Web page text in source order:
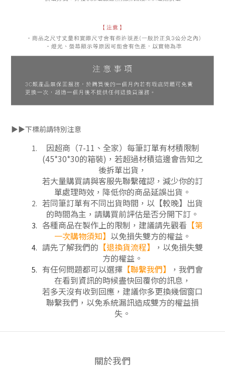
▶▶下標前請特別注意
因超商（7-11、全家）每筆訂單有材積限制
(45*30*30的箱裝)，若超過材積這邊會告知之
後拆單出貨，
若大量購買請與客服先聯繫確認，減少你的訂
單處理時效，降低你的商品延誤出貨。
若同筆訂單有不同出貨時間，以【較晚】出貨
的時間為主，請購買前評估是否分開下訂 。
各種商品在製作上的限制，建議請先觀看 【第
一次購物須知】 以免損失雙方的權益。
請先了解我們的 【退換貨流程】
，以免損失雙
方的權益。
有任何問題都可以選擇 【聯繫我們】
，我們會
在看到資訊的時候盡快回覆你的訊息，
若多天沒有收到回應，建議你多更換幾個窗口
聯繫我們，以免系統漏訊造成雙方的權益損
失。
關於我們